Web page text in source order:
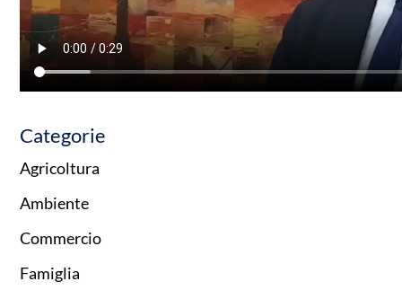
Categorie
Agricoltura
Ambiente
Commercio
Famiglia